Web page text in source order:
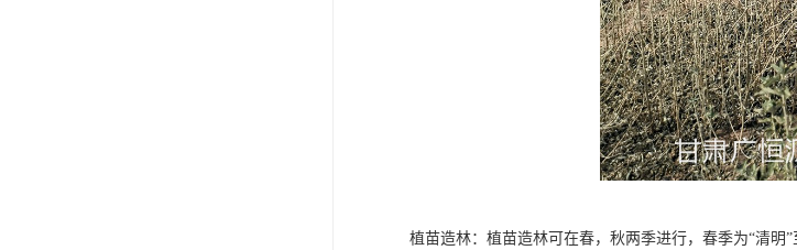
植苗造林：植苗造林可在春，秋两季进行，春季为“清明